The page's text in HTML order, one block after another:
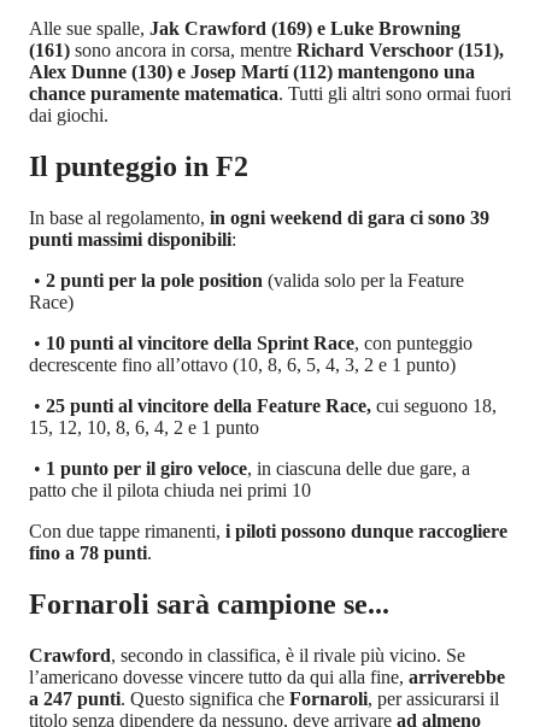
Alle sue spalle, Jak Crawford (169) e Luke Browning
(161) sono ancora in corsa, mentre Richard Verschoor (151),
Alex Dunne (130) e Josep Martí (112) mantengono una
chance puramente matematica. Tutti gli altri sono ormai fuori
dai giochi.
Il punteggio in F2
In base al regolamento, in ogni weekend di gara ci sono 39
punti massimi disponibili:
• 2 punti per la pole position (valida solo per la Feature
Race)
• 10 punti al vincitore della Sprint Race, con punteggio
decrescente fino all’ottavo (10, 8, 6, 5, 4, 3, 2 e 1 punto)
• 25 punti al vincitore della Feature Race, cui seguono 18,
15, 12, 10, 8, 6, 4, 2 e 1 punto
• 1 punto per il giro veloce, in ciascuna delle due gare, a
patto che il pilota chiuda nei primi 10
Con due tappe rimanenti, i piloti possono dunque raccogliere
fino a 78 punti.
Fornaroli sarà campione se...
Crawford, secondo in classifica, è il rivale più vicino. Se
l’americano dovesse vincere tutto da qui alla fine, arriverebbe
a 247 punti. Questo significa che Fornaroli, per assicurarsi il
titolo senza dipendere da nessuno, deve arrivare ad almeno